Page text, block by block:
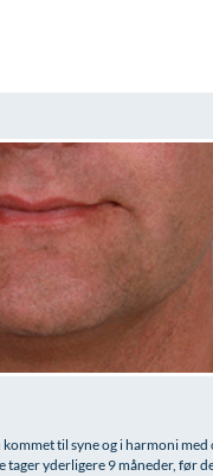
til syne og i harmoni
yderligere 9 måneder, før